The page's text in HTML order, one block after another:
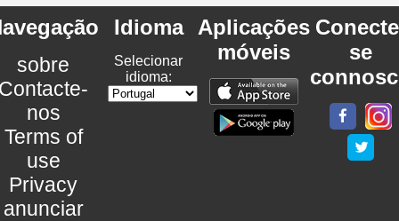
sobre
nos
Terms of
use
Privacy
anunciar
Idioma
Selecionar
idioma:
Aplicações
móveis
se